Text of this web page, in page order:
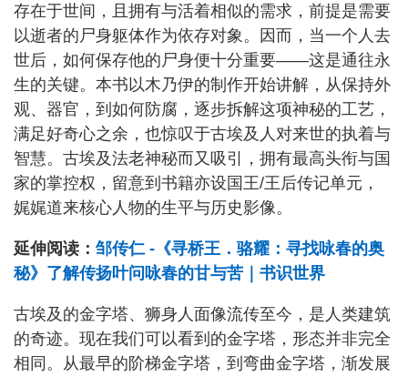
存在于世间，且拥有与活着相似的需求，前提是需要
以逝者的尸身躯体作为依存对象。因而，当一个人去
世后，如何保存他的尸身便十分重要——这是通往永
生的关键。本书以木乃伊的制作开始讲解，从保持外
观、器官，到如何防腐，逐步拆解这项神秘的工艺，
满足好奇心之余，也惊叹于古埃及人对来世的执着与
智慧。古埃及法老神秘而又吸引，拥有最高头衔与国
家的掌控权，留意到书籍亦设国王/王后传记单元，
娓娓道来核心人物的生平与历史影像。
延伸阅读： 邹传仁 -《寻桥王．骆耀：寻找咏春的奥
秘》了解传扬叶问咏春的甘与苦｜书识世界
古埃及的金字塔、狮身人面像流传至今，是人类建筑
的奇迹。现在我们可以看到的金字塔，形态并非完全
相同。从最早的阶梯金字塔，到弯曲金字塔，渐发展